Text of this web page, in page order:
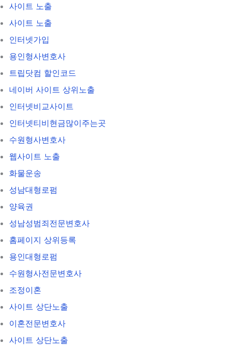
사이트 노출
사이트 노출
인터넷가입
용인형사변호사
트립닷컴 할인코드
네이버 사이트 상위노출
인터넷비교사이트
인터넷티비현금많이주는곳
수원형사변호사
웹사이트 노출
화물운송
성남대형로펌
양육권
성남성범죄전문변호사
홈페이지 상위등록
용인대형로펌
수원형사전문변호사
조정이혼
사이트 상단노출
이혼전문변호사
사이트 상단노출